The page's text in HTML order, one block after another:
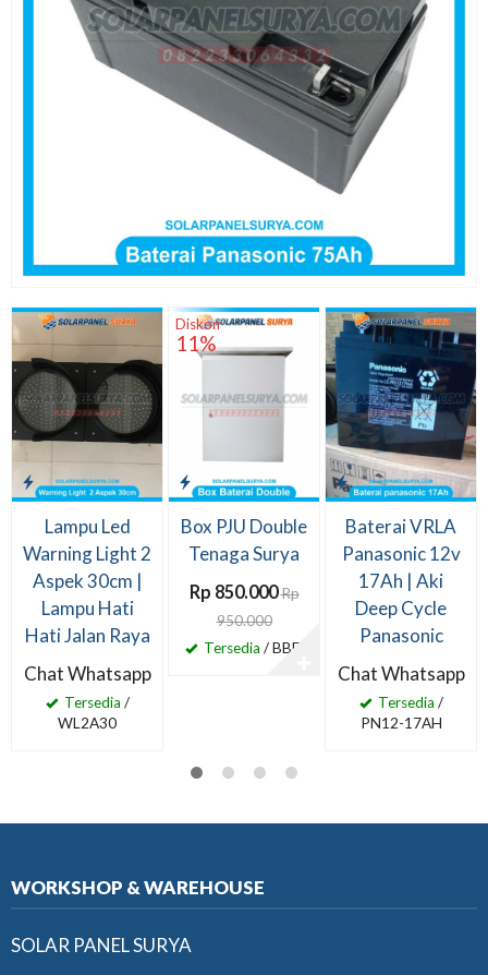
Lampu Led
Warning Light 2
Aspek 30cm |
Lampu Hati
Hati Jalan Raya
Chat Whatsapp
Tersedia /
WL2A30
Diskon
11%
Box PJU Double
Tenaga Surya
Rp 850.000Rp
950.000
Tersedia / BBD
Baterai VRLA
Panasonic 12v
17Ah | Aki
Deep Cycle
Panasonic
Chat Whatsapp
Tersedia /
PN12-17AH
WORKSHOP & WAREHOUSE
SOLAR PANEL SURYA